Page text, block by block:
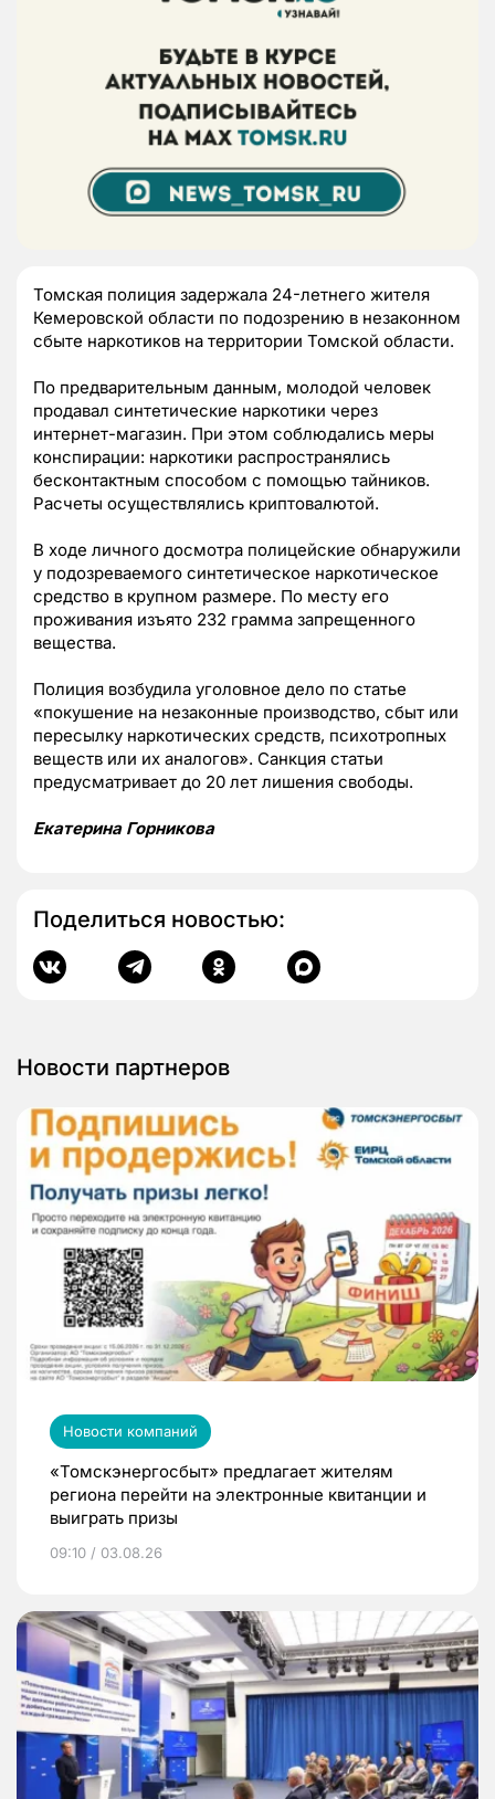
Томская полиция задержала 24-летнего жителя
Кемеровской области по подозрению в незаконном
сбыте наркотиков на территории Томской области.
По предварительным данным, молодой человек
продавал синтетические наркотики через
интернет-магазин. При этом соблюдались меры
конспирации: наркотики распространялись
бесконтактным способом с помощью тайников.
Расчеты осуществлялись криптовалютой.
В ходе личного досмотра полицейские обнаружили
у подозреваемого синтетическое наркотическое
средство в крупном размере. По месту его
проживания изъято 232 грамма запрещенного
вещества.
Полиция возбудила уголовное дело по статье
«покушение на незаконные производство, сбыт или
пересылку наркотических средств, психотропных
веществ или их аналогов». Санкция статьи
предусматривает до 20 лет лишения свободы.
Екатерина Горникова
Поделиться новостью:
Новости партнеров
Новости компаний
«Томскэнергосбыт» предлагает жителям
региона перейти на электронные квитанции и
выиграть призы
09:10 / 03.08.26